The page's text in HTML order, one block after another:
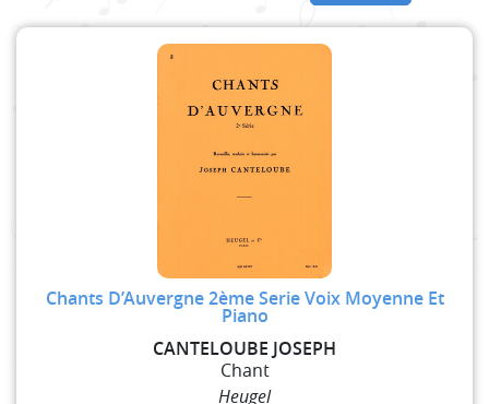
Chants D’Auvergne 2ème Serie Voix Moyenne Et
Piano
CANTELOUBE JOSEPH
Chant
Heugel